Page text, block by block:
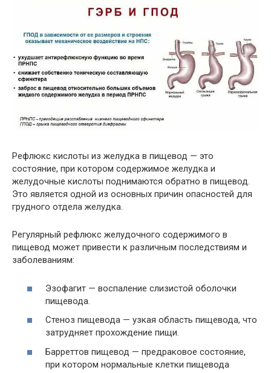
Рефлюкс кислоты из желудка в пищевод — это
состояние, при котором содержимое желудка и
желудочные кислоты поднимаются обратно в пищевод.
Это является одной из основных причин опасностей для
грудного отдела желудка.
Регулярный рефлюкс желудочного содержимого в
пищевод может привести к различным последствиям и
заболеваниям:
Эзофагит — воспаление слизистой оболочки
пищевода.
Стеноз пищевода — узкая область пищевода, что
затрудняет прохождение пищи.
Барреттов пищевод — предраковое состояние,
при котором нормальные клетки пищевода